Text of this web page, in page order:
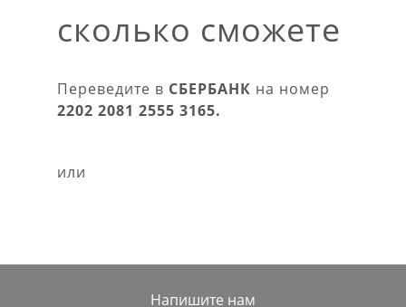
сколько сможете
Переведите в СБЕРБАНК на номер
2202 2081 2555 3165.
или
Напишите нам